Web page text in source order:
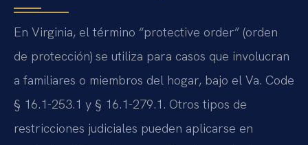
En Virginia, el término “protective order” (orden
de protección) se utiliza para casos que involucran
a familiares o miembros del hogar, bajo el Va. Code
§ 16.1-253.1 y § 16.1-279.1. Otros tipos de
restricciones judiciales pueden aplicarse en